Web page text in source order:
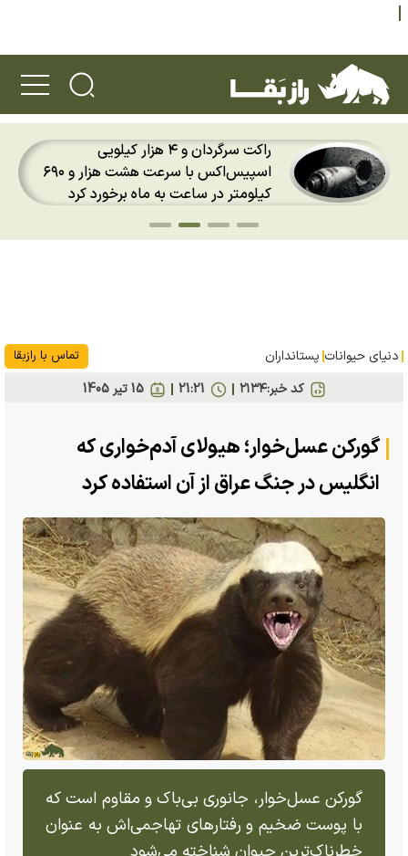
راکت سرگردان و ۴ هزار کیلویی
اسپیس‌اکس با سرعت هشت هزار و ۶۹۰
کیلومتر در ساعت به ماه برخورد کرد
دو
دنیای حیوانات پستانداران تماس با رازبقا
کد خبر:۲۱۳۴ 15 تير 1405 21:21
گورکن عسل‌خوار؛ هیولای آدم‌خواری که
انگلیس در جنگ عراق از آن استفاده کرد
گورکن عسل‌خوار، جانوری بی‌باک و مقاوم است که
با پوست ضخیم و رفتار‌های تهاجمی‌اش به عنوان